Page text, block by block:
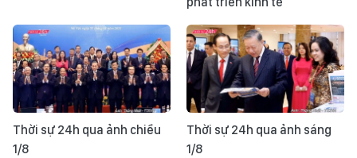
Thời sự 24h qua ảnh chiều
1/8
Thời sự 24h qua ảnh sáng
1/8